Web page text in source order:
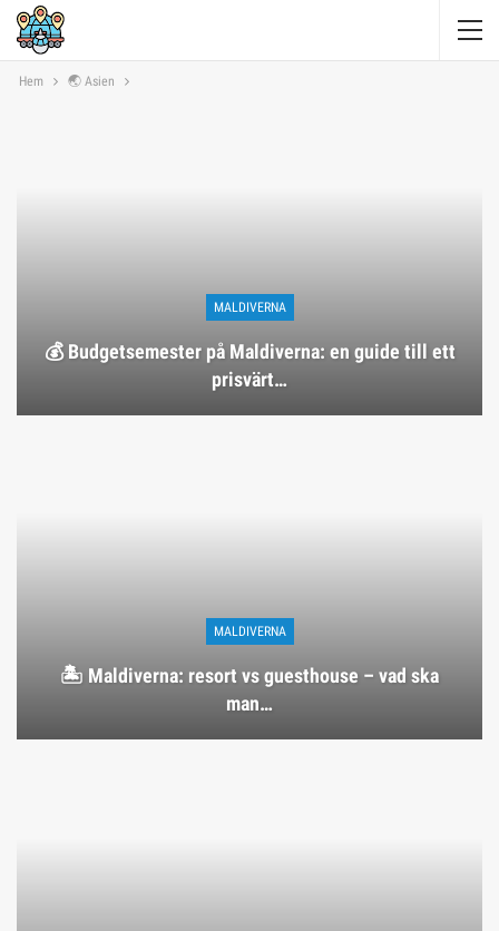
Hem 🌏 Asien
MALDIVERNA
💰 Budgetsemester på Maldiverna: en guide till ett
prisvärt…
MALDIVERNA
🏝️ Maldiverna: resort vs guesthouse – vad ska
man…